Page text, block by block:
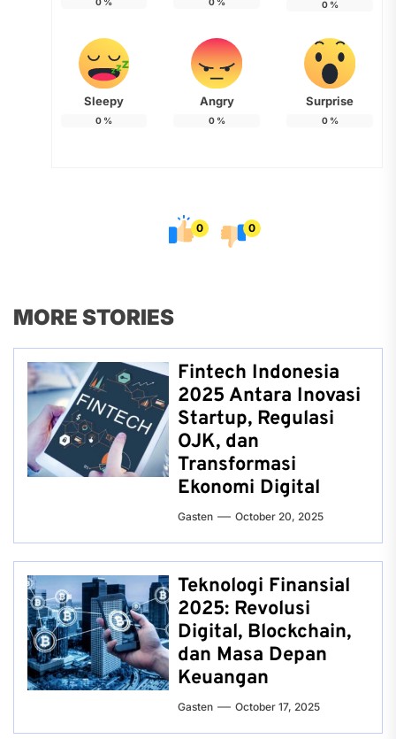
0%
Sleepy
0 %
Angry
0%
Surprise
0%
0 0
MORE STORIES
Fintech Indonesia
2025 Antara Inovasi
Startup, Regulasi
OJK, dan
Transformasi
Ekonomi Digital
Gasten October 20, 2025
Teknologi Finansial
2025: Revolusi
Digital, Blockchain,
dan Masa Depan
Keuangan
Gasten October 17, 2025